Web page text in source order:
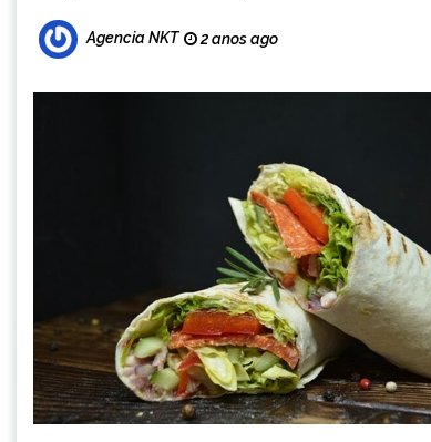
Agencia NKT 2 anos ago